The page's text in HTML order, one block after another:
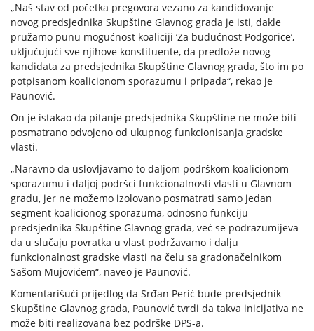
„Naš stav od početka pregovora vezano za kandidovanje
novog predsjednika Skupštine Glavnog grada je isti, dakle
pružamo punu mogućnost koaliciji ‘Za budućnost Podgorice’,
uključujući sve njihove konstituente, da predlože novog
kandidata za predsjednika Skupštine Glavnog grada, što im po
potpisanom koalicionom sporazumu i pripada“, rekao je
Paunović.
On je istakao da pitanje predsjednika Skupštine ne može biti
posmatrano odvojeno od ukupnog funkcionisanja gradske
vlasti.
„Naravno da uslovljavamo to daljom podrškom koalicionom
sporazumu i daljoj podršci funkcionalnosti vlasti u Glavnom
gradu, jer ne možemo izolovano posmatrati samo jedan
segment koalicionog sporazuma, odnosno funkciju
predsjednika Skupštine Glavnog grada, već se podrazumijeva
da u slučaju povratka u vlast podržavamo i dalju
funkcionalnost gradske vlasti na čelu sa gradonačelnikom
Sašom Mujovićem“, naveo je Paunović.
Komentarišući prijedlog da Srđan Perić bude predsjednik
Skupštine Glavnog grada, Paunović tvrdi da takva inicijativa ne
može biti realizovana bez podrške DPS-a.